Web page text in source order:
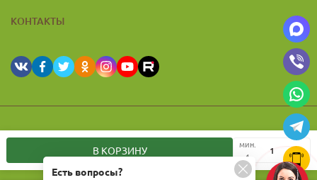
В КОРЗИНУ
мин.
1
КОНТАКТЫ
© 2026 Zelyevar.ru Все права защищены
Есть вопросы?